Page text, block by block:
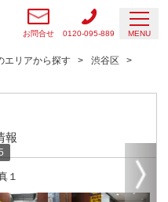
お問合せ 0120-095-889 MENU
エリアから探す
渋谷区
報
１